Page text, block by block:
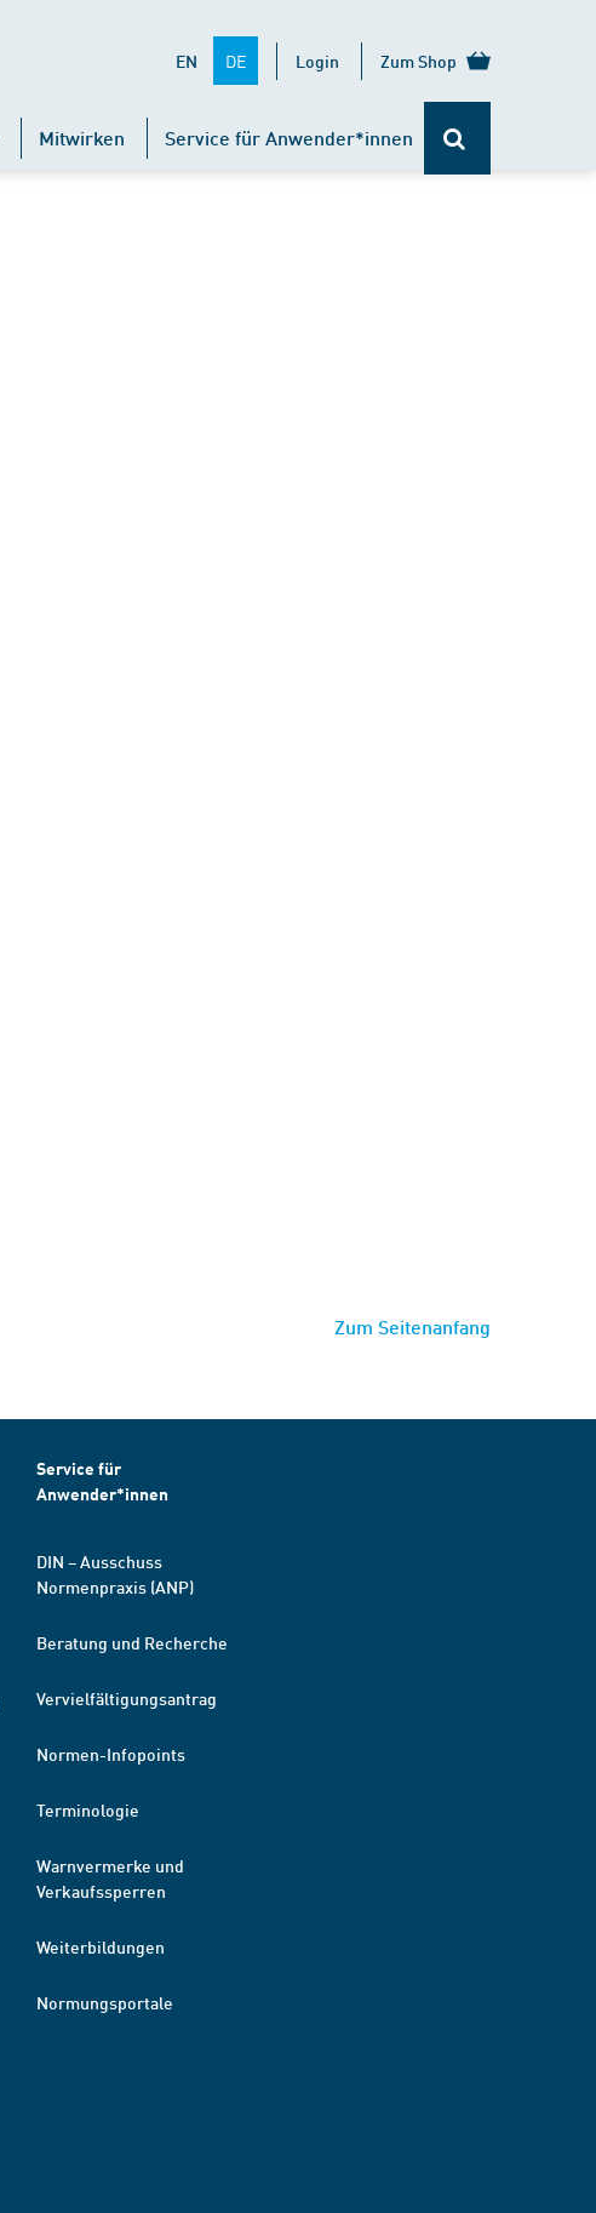
EN DE Login Zum Shop
Mitwirken Service für Anwender*innen
Zum Seitenanfang
Service für
Anwender*innen
DIN – Ausschuss
Normenpraxis (ANP)
Beratung und Recherche
Vervielfältigungsantrag
Normen-Infopoints
Terminologie
Warnvermerke und
Verkaufssperren
Weiterbildungen
Normungsportale